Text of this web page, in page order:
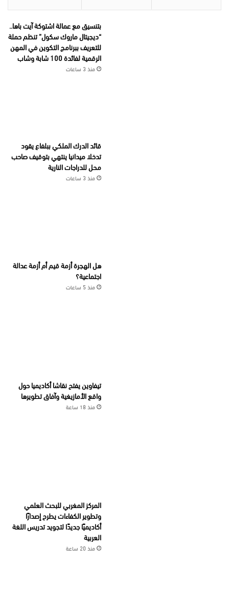
بتنسيق مع عمالة اشتوكة آيت باها..
“ديجيتال ماروك سكول” تنظم حملة
للتعريف ببرنامج التكوين في المهن
الرقمية لفائدة 100 شابة وشاب
منذ 3 ساعات
قائد الدرك الملكي ببلفاع يقود
تدخلا ميدانيا ينتهي بتوقيف صاحب
محل للدراجات النارية
منذ 3 ساعات
هل الهجرة أزمة قيم أم أزمة عدالة
اجتماعية؟
منذ 5 ساعات
تيفاوين يفتح نقاشا أكاديميا حول
واقع الأمازيغية وآفاق تطويرها
منذ 18 ساعة
المركز المغربي للبحث العلمي
وتطوير الكفاءات يطرح إصدارًا
أكاديميًا جديدًا لتجويد تدريس اللغة
العربية
منذ 20 ساعة